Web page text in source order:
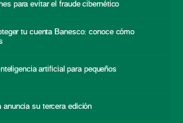
para evitar el fraude cibernético
tu cuenta Banesco: conoce cómo
artificial para pequeños
anuncia su tercera edición